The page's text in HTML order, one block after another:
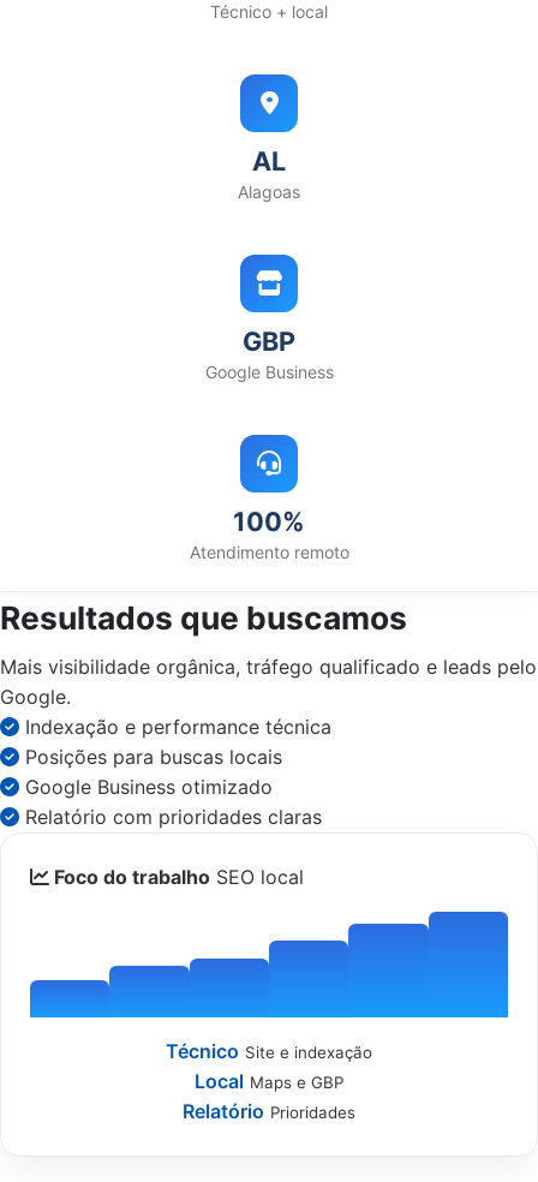
Técnico + local
AL
Alagoas
GBP
Google Business
100%
Atendimento remoto
Resultados que buscamos
Mais visibilidade orgânica, tráfego qualificado e leads pelo
Google.
Indexação e performance técnica
Posições para buscas locais
Google Business otimizado
Relatório com prioridades claras
Foco do trabalho SEO local
Técnico Site e indexação
Local Maps e GBP
Relatório Prioridades